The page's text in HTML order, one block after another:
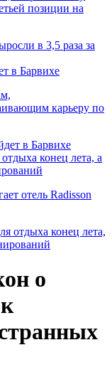
позиции на
в Барвихе
карьеру по
конец лета, а
отель Radisson
о